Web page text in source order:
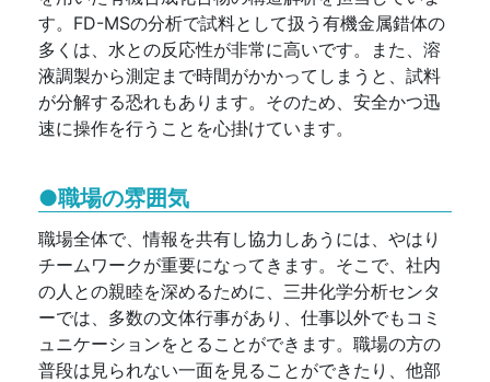
す。FD-MSの分析で試料として扱う有機金属錯体の
多くは、水との反応性が非常に高いです。また、溶
液調製から測定まで時間がかかってしまうと、試料
が分解する恐れもあります。そのため、安全かつ迅
速に操作を行うことを心掛けています。
●職場の雰囲気
職場全体で、情報を共有し協力しあうには、やはり
チームワークが重要になってきます。そこで、社内
の人との親睦を深めるために、三井化学分析センタ
ーでは、多数の文体行事があり、仕事以外でもコミ
ュニケーションをとることができます。職場の方の
普段は見られない一面を見ることができたり、他部